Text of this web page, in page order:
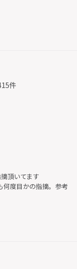
件
頂いてます
何度目かの指摘。参考